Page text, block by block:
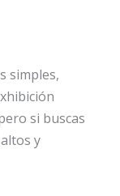
simples,
si buscas
y